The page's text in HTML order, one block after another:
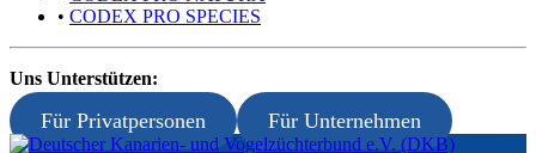
• CODEX PRO SPECIES
Uns Unterstützen:
Für Privatpersonen Für Unternehmen